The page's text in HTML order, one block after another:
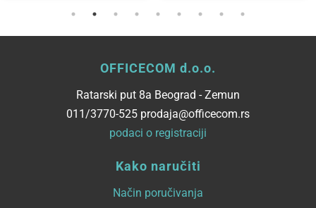
OFFICECOM d.o.o.
Ratarski put 8a Beograd - Zemun
011/3770-525 prodaja@officecom.rs
podaci o registraciji
Kako naručiti
Način poručivanja